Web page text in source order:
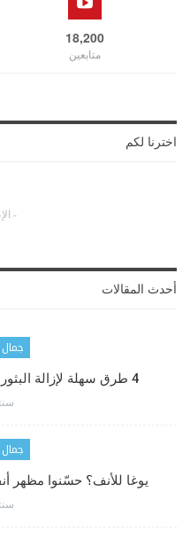
18,200
متابعين
اخترنا لكم
- الإعلانات -
أحدث المقالات
4 طرق سهلة لإزالة البثور والرؤوس السوداء عن الظهر
يوغا للأنف؟ حسّنوا مظهر